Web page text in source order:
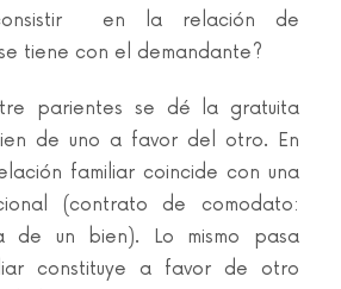
en la relación de
tiene con el demandante?
parientes se dé la gratuita
de uno a favor del otro. En
familiar coincide con una
(contrato de comodato:
de un bien). Lo mismo pasa
constituye a favor de otro